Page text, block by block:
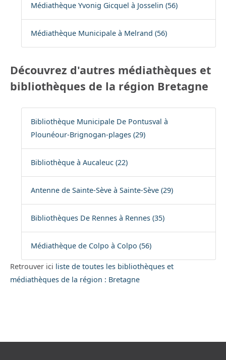
Médiathèque Yvonig Gicquel à Josselin (56)
Médiathèque Municipale à Melrand (56)
Découvrez d'autres médiathèques et
bibliothèques de la région Bretagne
Bibliothèque Municipale De Pontusval à
Plounéour-Brignogan-plages (29)
Bibliothèque à Aucaleuc (22)
Antenne de Sainte-Sève à Sainte-Sève (29)
Bibliothèques De Rennes à Rennes (35)
Médiathèque de Colpo à Colpo (56)
Retrouver ici liste de toutes les bibliothèques et
médiathèques de la région : Bretagne